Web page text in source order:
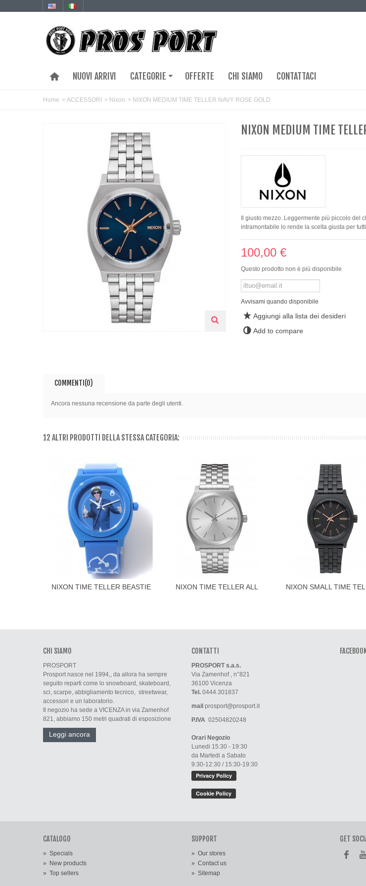
NUOVI ARRIVI CATEGORIE OFFERTE CHI SIAMO CONTATTACI
Home > ACCESSORI > Nixon > NIXON MEDIUM TIME TELLER NAVY ROSE GOLD
NIXON MEDIUM TIME
Il giusto mezzo. Leggermente più piccolo del
intramontabile lo rende la scelta giusta per
100,00 €
Questo prodotto non è più disponibile
Avvisami quando disponibile
Aggiungi alla lista dei desideri
Add to compare
COMMENTI(0)
Ancora nessuna recensione da parte degli utenti.
12 ALTRI PRODOTTI DELLA STESSA CATEGORIA:
Aggiungi al carrello
NIXON TIME TELLER BEASTIE
Aggiungi al carrello
NIXON TIME TELLER ALL
Aggiungi al carrello
NIXON SMALL TIME
CHI SIAMO
PROSPORT
Prosport nasce nel 1994,, da allora ha sempre
seguito reparti come lo snowboard, skateboard,
sci, scarpe, abbigliamento tecnico, streetwear,
accessori e un laboratorio.
Il negozio ha sede a VICENZA in via Zamenhof
821, abbiamo 150 metri quadrati di esposizione
Leggi ancora
CONTATTI
PROSPORT s.a.s.
Via Zamenhof , n°821
36100 Vicenza
Tel. 0444.301837
mail prosport@prosport.it
P.IVA 02504820248
Orari Negozio
Lunedi 15:30 - 19:30
da Martedi a Sabato
9:30-12:30 / 15:30-19:30
CATALOGO
» Specials
» New products
» Top sellers
SUPPORT
» Our stores
» Contact us
» Sitemap
GET